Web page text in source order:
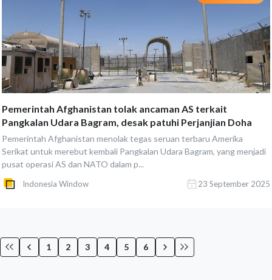
Pemerintah Afghanistan tolak ancaman AS terkait
Pangkalan Udara Bagram, desak patuhi Perjanjian Doha
Pemerintah Afghanistan menolak tegas seruan terbaru Amerika
Serikat untuk merebut kembali Pangkalan Udara Bagram, yang menjadi
pusat operasi AS dan NATO dalam p...
Indonesia Window 23 September 2025
1 2 3 4 5 6